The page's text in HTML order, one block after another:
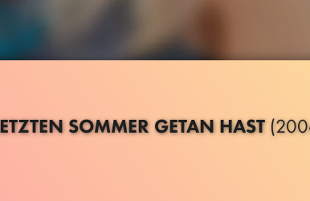
SOMMER GETAN HAST